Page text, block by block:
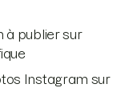
à publier sur
Instagram sur